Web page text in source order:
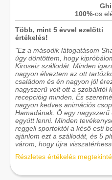
100%-os
Több, mint 5 évvel ezelőtti
értékelés!
"Ez a második látogatásom
úgy döntöttem, hogy
Kiroseiz szállodát. Minden
nagyon élveztem az ott
családom és én nagyon jól
nagyszerű volt ott a szobáktól
recepcióig minden. És
nagyon kedves animációs
Hamadának. Ő egy
együtt lenni. Minden
reggeli sportoktól a késő esti
ajánlom ezt a szállodát, és 5
várom, hogy újra
Részletes értékelés